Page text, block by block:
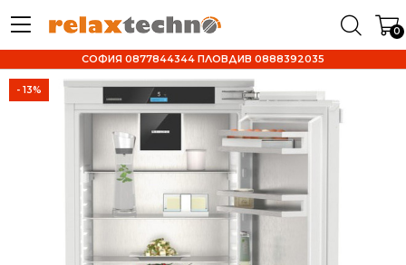
0
СОФИЯ 0877844344 ПЛОВДИВ 0888392035
- 13%